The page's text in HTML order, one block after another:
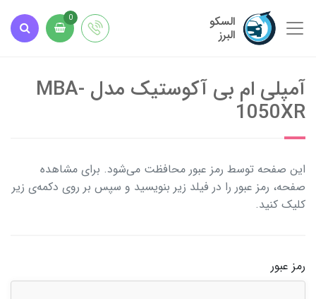
السکو
البرز
0
آمپلی ام بی آکوستیک مدل MBA-
1050XR
این صفحه توسط رمز عبور محافظت می‌شود. برای مشاهده
صفحه، رمز عبور را در فیلد زیر بنویسید و سپس بر روی دکمه‌ی زیر
کلیک کنید.
رمز عبور